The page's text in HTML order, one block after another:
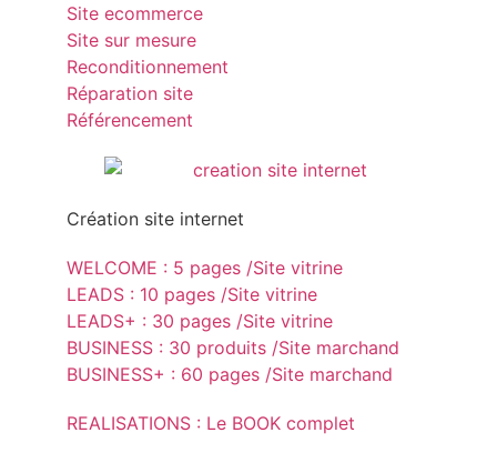
Site ecommerce
Site sur mesure
Reconditionnement
Réparation site
Référencement
Création site internet
WELCOME : 5 pages /Site vitrine
LEADS : 10 pages /Site vitrine
LEADS+ : 30 pages /Site vitrine
BUSINESS : 30 produits /Site marchand
BUSINESS+ : 60 pages /Site marchand
REALISATIONS : Le BOOK complet